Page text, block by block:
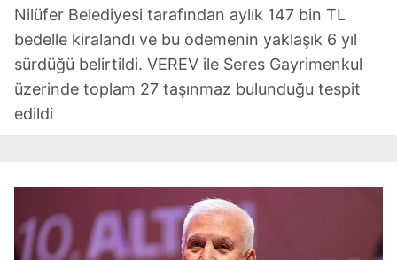
Nilüfer Belediyesi tarafından aylık 147 bin TL
bedelle kiralandı ve bu ödemenin yaklaşık 6 yıl
sürdüğü belirtildi. VEREV ile Seres Gayrimenkul
üzerinde toplam 27 taşınmaz bulunduğu tespit
edildi